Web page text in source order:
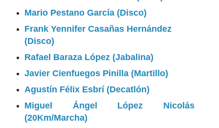
Mario Pestano García (Disco)
Frank Yennifer Casañas Hernández
(Disco)
Rafael Baraza López (Jabalina)
Javier Cienfuegos Pinilla (Martillo)
Agustín Félix Esbrí (Decatlón)
Miguel Ángel López Nicolás
(20Km/Marcha)